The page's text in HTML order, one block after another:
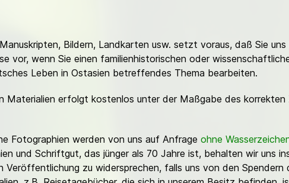
Bildern, Landkarten usw. setzt voraus, daß Sie
vor, wenn Sie einen familienhistorischen oder
Leben in Ostasien betreffendes Thema bearbeiten.
Materialien erfolgt kostenlos unter der Maßgabe des korrekten
Fotographien werden von uns auf Anfrage ohne
und Schriftgut, das jünger als 70 Jahre ist, behalten wir uns
Veröffentlichung zu widersprechen, falls uns von den Spendern